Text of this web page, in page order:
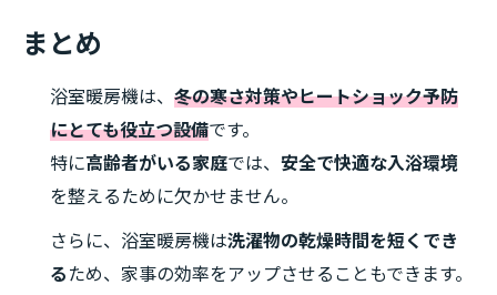
まとめ
浴室暖房機は、 冬の寒さ対策やヒートショック予防
にとても役立つ設備です。
特に高齢者がいる家庭では、 安全で快適な入浴環境
を整えるために欠かせません。
さらに、浴室暖房機は洗濯物の乾燥時間を短くでき
る ため、家事の効率をアップさせることもできます。